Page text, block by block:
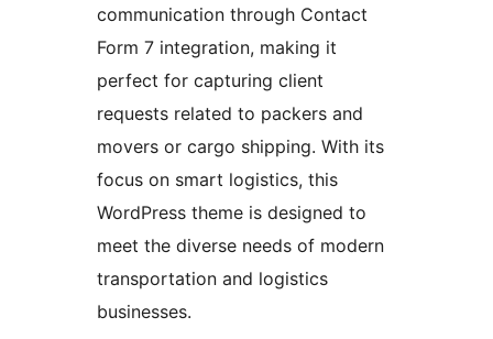
communication through Contact
Form 7 integration, making it
perfect for capturing client
requests related to packers and
movers or cargo shipping. With its
focus on smart logistics, this
WordPress theme is designed to
meet the diverse needs of modern
transportation and logistics
businesses.